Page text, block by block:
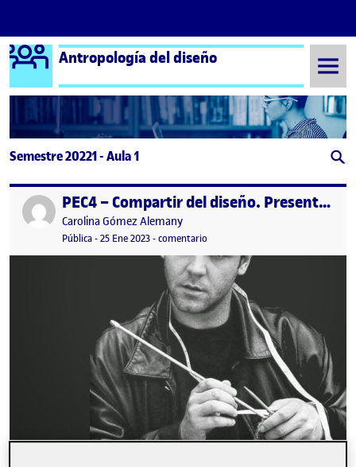
Saltar al contenido
Logo Ágora
Antropología del diseño
Semestre 20221 - Aula 1
Publicado por PEC4 – Compartir del diseño. Presentación II
Publicado por
Carolina Gómez Alemany
Visibilidad:
Pública-Fecha de publicación
25 Ene 2023-comentario